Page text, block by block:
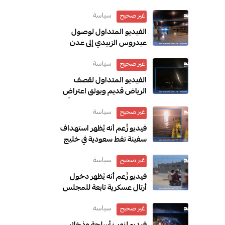
غير صحيح سياسة
الفيديو المتداول لوصول
عيدروس الزبيدي إلى عدن
غير صحيح سياسة
الفيديو المتداول لقصف
الرياض قديم ويوثق اعتراض
أُطلق باتجاه الرياض عام 2018
غير صحيح سياسة
فيديو زُعم أنه يُظهر استهداف
سفينة نفط سعودية في خليج
في العراق خلال مارس 2026
غير صحيح سياسة
فيديو زُعم أنه يُظهر دخول
أرتال عسكرية تابعة للمجلس
قديم ويعود إلى ديسمبر 2025
غير صحيح سياسة